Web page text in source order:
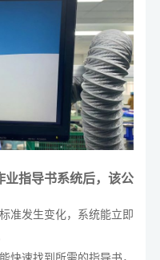
业指导书系统后，该公
准发生变化，系统能立即